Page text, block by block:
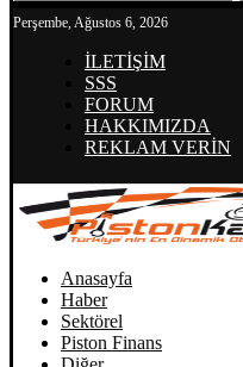
Perşembe, Ağustos 6, 2026
İLETİŞİM
SSS
FORUM
HAKKIMIZDA
REKLAM VERİN
Anasayfa
Haber
Sektörel
Piston Finans